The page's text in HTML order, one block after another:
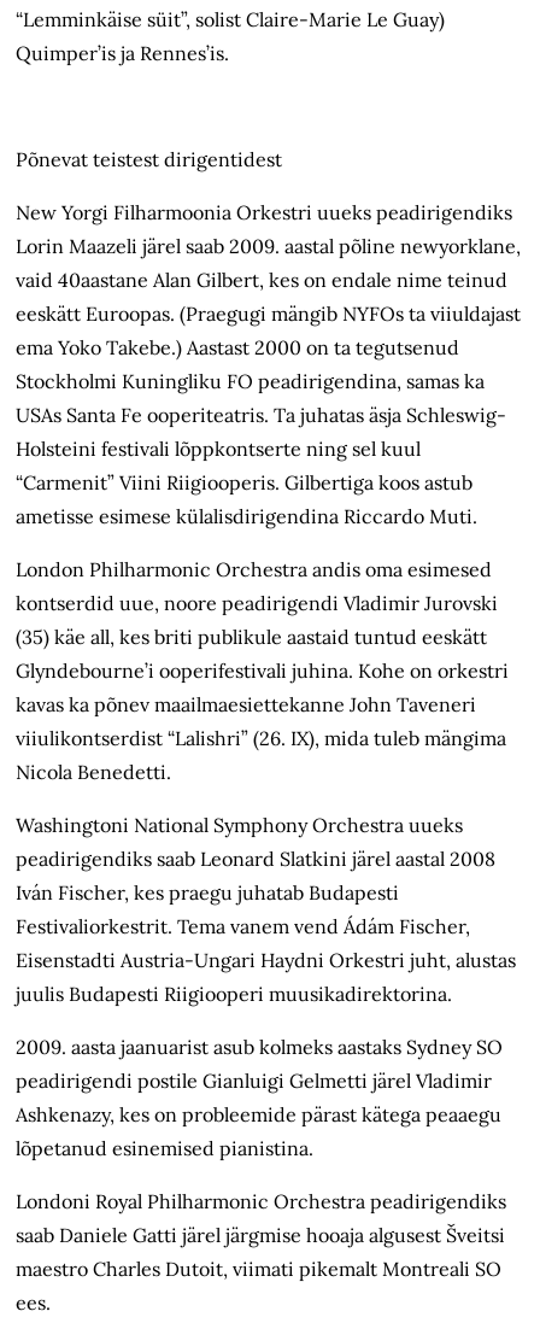
“Lemminkäise süit”, solist Claire-Marie Le Guay)
Quimper’is ja Rennes’is.
Põnevat teistest dirigentidest
New Yorgi Filharmoonia Orkestri uueks peadirigendiks
Lorin Maazeli järel saab 2009. aastal põline newyorklane,
vaid 40aastane Alan Gilbert, kes on endale nime teinud
eeskätt Euroopas. (Praegugi mängib NYFOs ta viiuldajast
ema Yoko Takebe.) Aastast 2000 on ta tegutsenud
Stockholmi Kuningliku FO peadirigendina, samas ka
USAs Santa Fe ooperiteatris. Ta juhatas äsja Schleswig-
Holsteini festivali lõppkontserte ning sel kuul
“Carmenit” Viini Riigiooperis. Gilbertiga koos astub
ametisse esimese külalisdirigendina Riccardo Muti.
London Philharmonic Orchestra andis oma esimesed
kontserdid uue, noore peadirigendi Vladimir Jurovski
(35) käe all, kes briti publikule aastaid tuntud eeskätt
Glyndebourne’i ooperifestivali juhina. Kohe on orkestri
kavas ka põnev maailmaesiettekanne John Taveneri
viiulikontserdist “Lalishri” (26. IX), mida tuleb mängima
Nicola Benedetti.
Washingtoni National Symphony Orchestra uueks
peadirigendiks saab Leonard Slatkini järel aastal 2008
Iván Fischer, kes praegu juhatab Budapesti
Festivaliorkestrit. Tema vanem vend Ádám Fischer,
Eisenstadti Austria-Ungari Haydni Orkestri juht, alustas
juulis Budapesti Riigiooperi muusikadirektorina.
2009. aasta jaanuarist asub kolmeks aastaks Sydney SO
peadirigendi postile Gianluigi Gelmetti järel Vladimir
Ashkenazy, kes on probleemide pärast kätega peaaegu
lõpetanud esinemised pianistina.
Londoni Royal Philharmonic Orchestra peadirigendiks
saab Daniele Gatti järel järgmise hooaja algusest Šveitsi
maestro Charles Dutoit, viimati pikemalt Montreali SO
ees.